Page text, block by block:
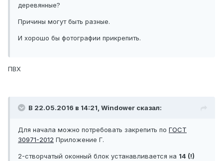
деревянные?
Причины могут быть разные.
И хорошо бы фотографии прикрепить.
ПВХ
В 22.05.2016 в 14:21, Windower сказал:
Для начала можно потребовать закрепить по ГОСТ
30971-2012 Приложение Г.
2-створчатый оконный блок устанавливается на 14 (!)